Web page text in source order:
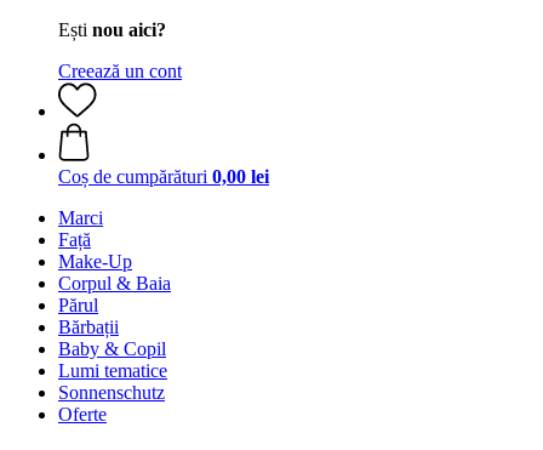
Ești nou aici?
Creează un cont
Coș de cumpărături 0,00 lei
Marci
Față
Make-Up
Corpul & Baia
Părul
Bărbații
Baby & Copil
Lumi tematice
Sonnenschutz
Oferte